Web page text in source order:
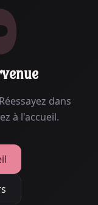
dans
à l'accueil.